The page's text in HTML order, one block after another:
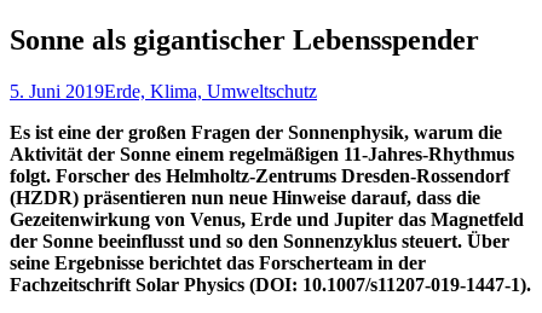
Sonne als gigantischer Lebensspender
5. Juni 2019Erde, Klima, Umweltschutz
Es ist eine der großen Fragen der Sonnenphysik, warum die
Aktivität der Sonne einem regelmäßigen 11-Jahres-Rhythmus
folgt. Forscher des Helmholtz-Zentrums Dresden-Rossendorf
(HZDR) präsentieren nun neue Hinweise darauf, dass die
Gezeitenwirkung von Venus, Erde und Jupiter das Magnetfeld
der Sonne beeinflusst und so den Sonnenzyklus steuert. Über
seine Ergebnisse berichtet das Forscherteam in der
Fachzeitschrift Solar Physics (DOI: 10.1007/s11207-019-1447-1).